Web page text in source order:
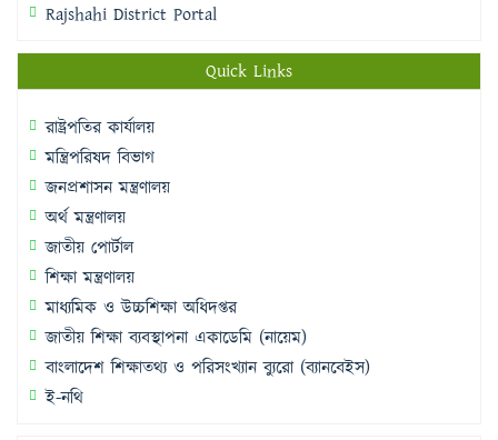
Rajshahi District Portal
Quick Links
রাষ্ট্রপতির কার্যালয়
মন্ত্রিপরিষদ বিভাগ
জনপ্রশাসন মন্ত্রণালয়
অর্থ মন্ত্রণালয়
জাতীয় পোর্টাল
শিক্ষা মন্ত্রণালয়
মাধ্যমিক ও উচ্চশিক্ষা অধিদপ্তর
জাতীয় শিক্ষা ব্যবস্থাপনা একাডেমি (নায়েম)
বাংলাদেশ শিক্ষাতথ্য ও পরিসংখ্যান ব্যুরো (ব্যানবেইস)
ই-নথি